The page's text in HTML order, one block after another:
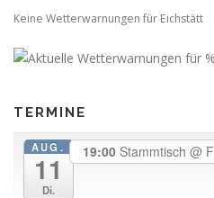
Keine Wetterwarnungen für Eichstätt
TERMINE
AUG.
11
Di.
19:00 Stammtisch @